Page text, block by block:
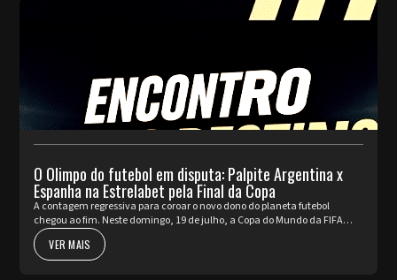
O Olimpo do futebol em disputa: Palpite Argentina x
Espanha na Estrelabet pela Final da Copa
A contagem regressiva para coroar o novo dono do planeta futebol
chegou ao fim. Neste domingo, 19 de julho, a Copa do Mundo da FIFA
2026™ apresenta o seu ato mais nobre e aguardado. Argentina e Espa...
VER MAIS